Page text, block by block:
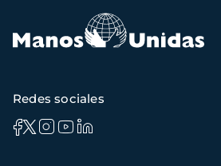
Redes sociales